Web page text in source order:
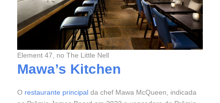
Element 47, no The Little Nell
Mawa’s Kitchen
O restaurante principal da chef Mawa McQueen, indicada